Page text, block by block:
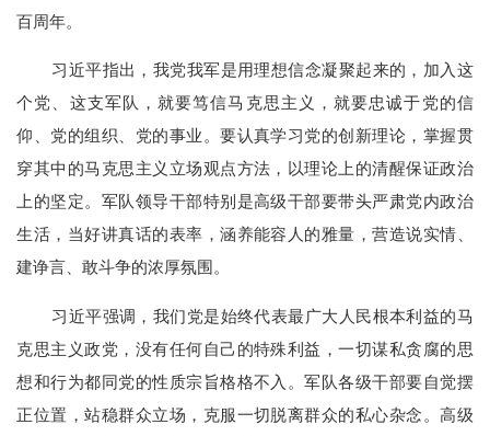
百周年。
习近平指出，我党我军是用理想信念凝聚起来的，加入这
个党、这支军队，就要笃信马克思主义，就要忠诚于党的信
仰、党的组织、党的事业。要认真学习党的创新理论，掌握贯
穿其中的马克思主义立场观点方法，以理论上的清醒保证政治
上的坚定。军队领导干部特别是高级干部要带头严肃党内政治
生活，当好讲真话的表率，涵养能容人的雅量，营造说实情、
建诤言、敢斗争的浓厚氛围。
习近平强调，我们党是始终代表最广大人民根本利益的马
克思主义政党，没有任何自己的特殊利益，一切谋私贪腐的思
想和行为都同党的性质宗旨格格不入。军队各级干部要自觉摆
正位置，站稳群众立场，克服一切脱离群众的私心杂念。高级